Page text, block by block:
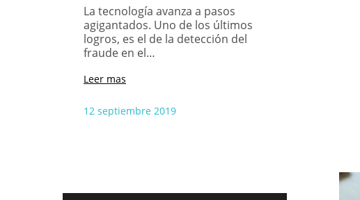
La tecnología avanza a pasos
agigantados. Uno de los últimos
logros, es el de la detección del
fraude en el…
12 septiembre 2019
Leer mas